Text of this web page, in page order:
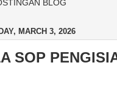
BLOG
MARCH 3, 2026
SOP